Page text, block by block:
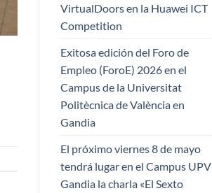
VirtualDoors en la Huawei ICT
Competition
Exitosa edición del Foro de
Empleo (ForoE) 2026 en el
Campus de la Universitat
Politècnica de València en
Gandia
El próximo viernes 8 de mayo
tendrá lugar en el Campus UPV
Gandia la charla «El Sexto